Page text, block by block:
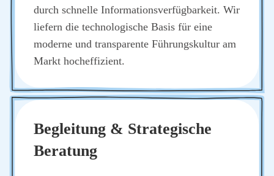
durch schnel­le Infor­ma­ti­ons­ver­füg­bar­keit. Wir
lie­fern die tech­no­lo­gi­sche Basis für eine
moder­ne und trans­pa­ren­te Füh­rungs­kul­tur am
Markt hoch­ef­fi­zi­ent.
Beglei­tung & Stra­te­gi­sche
Bera­tung